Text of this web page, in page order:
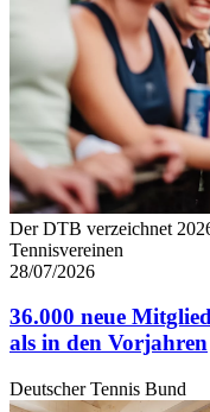
Der DTB verzeichnet
Tennisvereinen
28/07/2026
36.000 neue
als in den Vorjahren
Deutscher Tennis Bund